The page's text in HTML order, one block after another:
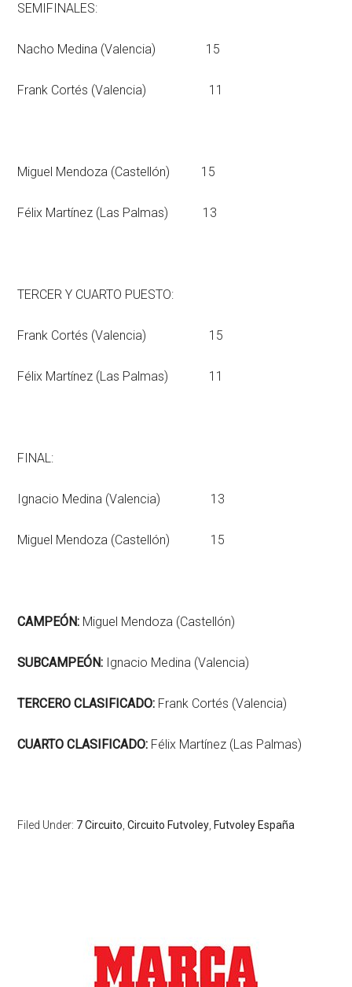
SEMIFINALES:
Nacho Medina (Valencia) 15
Frank Cortés (Valencia) 11
Miguel Mendoza (Castellón) 15
Félix Martínez (Las Palmas) 13
TERCER Y CUARTO PUESTO:
Frank Cortés (Valencia) 15
Félix Martínez (Las Palmas) 11
FINAL:
Ignacio Medina (Valencia) 13
Miguel Mendoza (Castellón) 15
CAMPEÓN: Miguel Mendoza (Castellón)
SUBCAMPEÓN: Ignacio Medina (Valencia)
TERCERO CLASIFICADO: Frank Cortés (Valencia)
CUARTO CLASIFICADO: Félix Martínez (Las Palmas)
Filed Under: 7 Circuito ,Circuito Futvoley Futvoley España